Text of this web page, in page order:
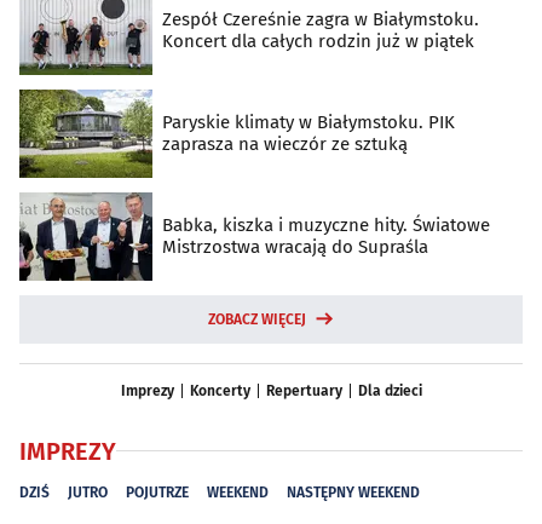
Zespół Czereśnie zagra w Białymstoku.
Koncert dla całych rodzin już w piątek
Paryskie klimaty w Białymstoku. PIK
zaprasza na wieczór ze sztuką
Babka, kiszka i muzyczne hity. Światowe
Mistrzostwa wracają do Supraśla
ZOBACZ WIĘCEJ
Imprezy Koncerty Repertuary Dla dzieci
IMPREZY
DZIŚ JUTRO POJUTRZE WEEKEND NASTĘPNY WEEKEND